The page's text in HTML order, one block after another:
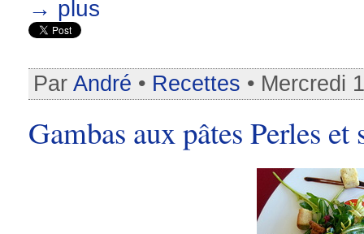
→ plus
Par André • Recettes • Mercredi
Gambas aux pâtes Perles et